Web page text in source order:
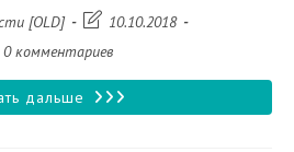
[OLD]
Запись10.10.2018
0 комментариев
дальше Как